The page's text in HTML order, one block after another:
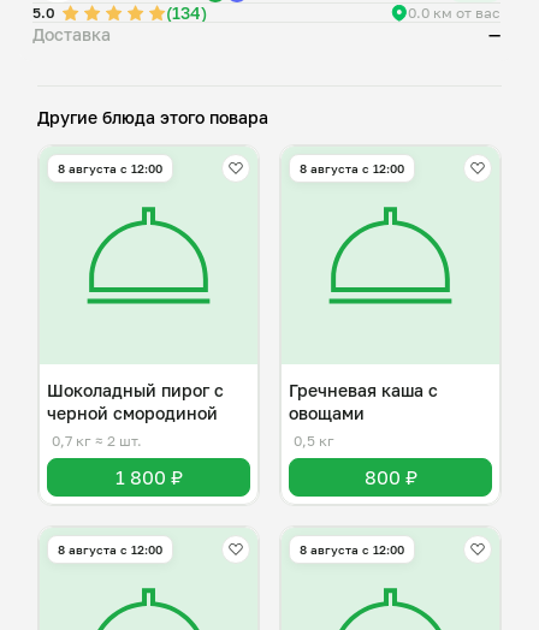
5.0
(134) 0.0 км от вас
Доставка —
Другие блюда этого повара
8 августа с 12:00
Шоколадный пирог с
черной смородиной
0,7 кг ≈ 2 шт.
1 800 ₽
8 августа с 12:00
Гречневая каша с
овощами
0,5 кг
800 ₽
8 августа с 12:00 8 августа с 12:00